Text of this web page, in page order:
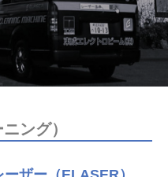
ング）